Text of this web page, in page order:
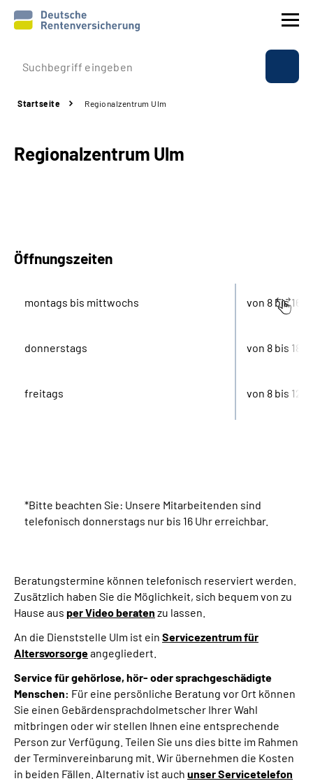
Prävention
Rente
Über uns & Presse
Online-Services
Suche
Mein Kundenportal
Startseite Regionalzentrum Ulm
Regionalzentrum Ulm
Öffnungszeiten
montags bis mittwochs von 8 bis 16
donnerstags von 8 bis 18
freitags von 8 bis 12
*Bitte beachten Sie: Unsere Mitarbeitenden sind
telefonisch donnerstags nur bis 16 Uhr erreichbar.
Beratungstermine können telefonisch reserviert werden.
Zusätzlich haben Sie die Möglichkeit, sich bequem von zu
Hause aus per Video beraten zu lassen.
An die Dienststelle Ulm ist ein Servicezentrum für
Altersvorsorgeangegliedert.
Service für gehörlose, hör- oder sprachgeschädigte
Menschen: Für eine persönliche Beratung vor Ort können
Sie einen Gebärdensprachdolmetscher Ihrer Wahl
mitbringen oder wir stellen Ihnen eine entsprechende
Person zur Verfügung. Teilen Sie uns dies bitte im Rahmen
der Terminvereinbarung mit. Wir übernehmen die Kosten
in beiden Fällen. Alternativ ist auch unser Servicetelefon